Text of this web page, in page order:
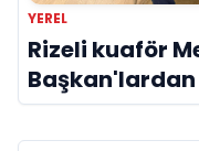
YEREL
Rizeli kuaför